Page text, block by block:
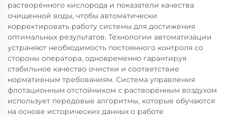
растворённого кислорода и показатели качества
очищенной воды, чтобы автоматически
корректировать работу системы для достижения
оптимальных результатов. Технологии автоматизации
устраняют необходимость постоянного контроля со
стороны оператора, одновременно гарантируя
стабильное качество очистки и соответствие
нормативным требованиям. Система управления
флотационным отстойником с растворённым воздухом
использует передовые алгоритмы, которые обучаются
на основе исторических данных о работе